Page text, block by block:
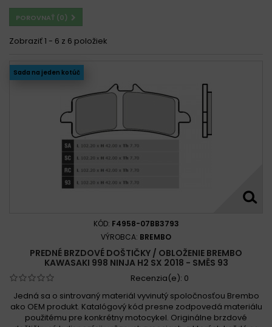
POROVNAŤ (0)
Zobraziť 1 - 6 z 6 položiek
Sada na jeden kotúč
KÓD: F4958-07BB3793
VÝROBCA: BREMBO
PREDNÉ BRZDOVÉ DOŠTIČKY / OBLOŽENIE BREMBO
KAWASAKI 998 NINJA H2 SX 2018 - SMĚS 93
Recenzia(e): 0
Jedná sa o sintrovaný materiál vyvinutý spoločnosťou Brembo
ako OEM produkt. Katalógový kód presne zodpovedá materiálu
použitému pre konkrétny motocykel. Originálne brzdové